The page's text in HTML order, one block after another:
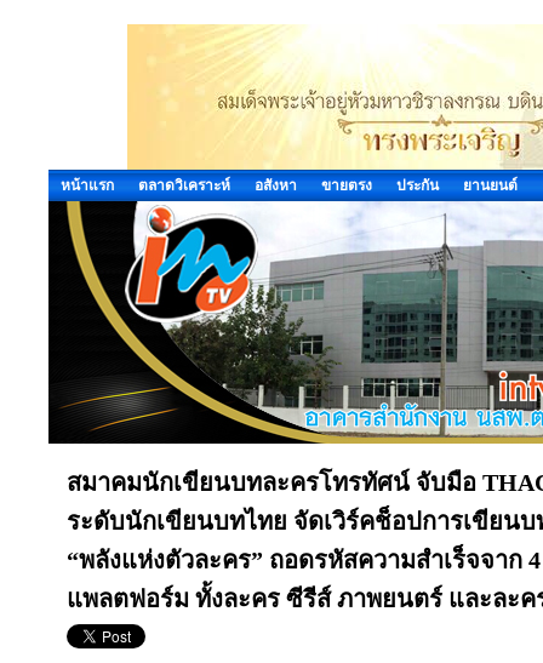
หน้าแรก ตลาดวิเคราะห์ อสังหา ขายตรง ประกัน ยานยนต์
สมาคมนักเขียนบทละครโทรทัศน์ จับมือ
ระดับนักเขียนบทไทย จัดเวิร์คช็อปการเขียน
“พลังแห่งตัวละคร” ถอดรหัสความสำเร็จจาก
แพลตฟอร์ม ทั้งละคร ซีรีส์ ภาพยนตร์ และละค